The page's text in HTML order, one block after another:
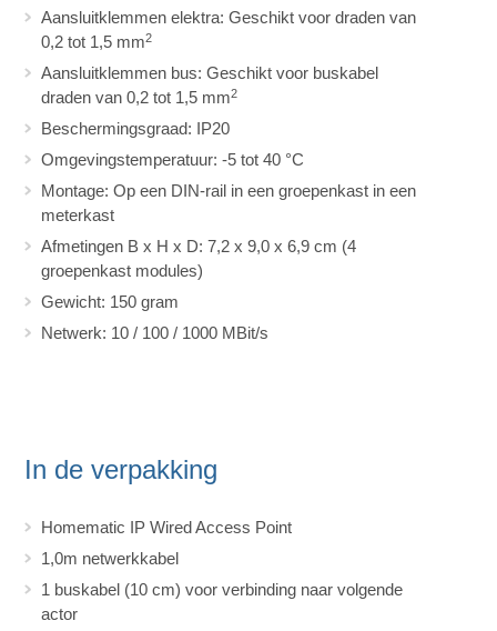
Aansluitklemmen elektra: Geschikt voor draden van
0,2 tot 1,5 mm2
Aansluitklemmen bus: Geschikt voor buskabel
draden van 0,2 tot 1,5 mm2
Beschermingsgraad: IP20
Omgevingstemperatuur: -5 tot 40 °C
Montage: Op een DIN-rail in een groepenkast in een
meterkast
Afmetingen B x H x D: 7,2 x 9,0 x 6,9 cm (4
groepenkast modules)
Gewicht: 150 gram
Netwerk: 10 / 100 / 1000 MBit/s
In de verpakking
Homematic IP Wired Access Point
1,0m netwerkkabel
1 buskabel (10 cm) voor verbinding naar volgende
actor